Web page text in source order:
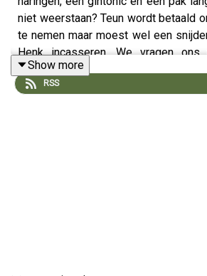
niet weerstaan? Teun wordt betaald
te nemen maar moest wel een
Henk incasseren. We vragen
spirituele fase of winterdip zitten
oneens met haar vriendinnen over
Show more
RSS